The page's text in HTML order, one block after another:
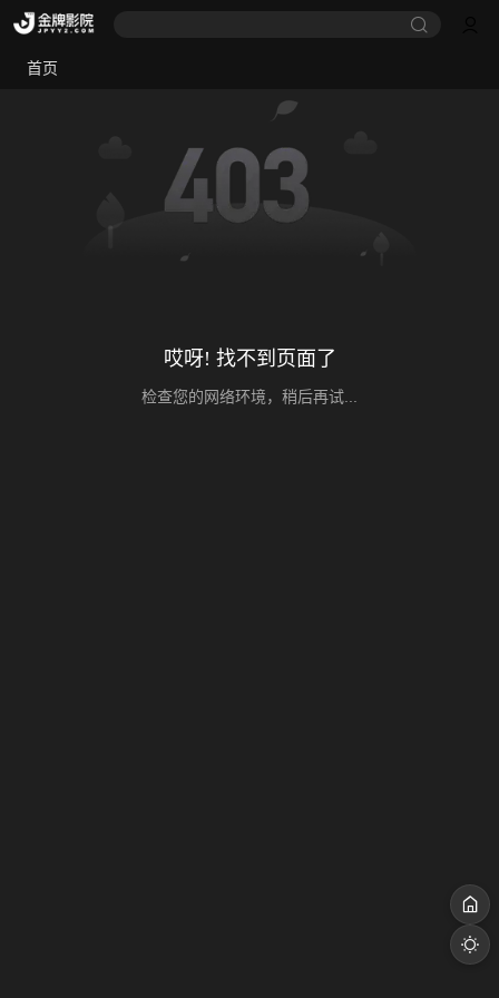
首页
哎呀! 找不到页面了
检查您的网络环境，稍后再试...